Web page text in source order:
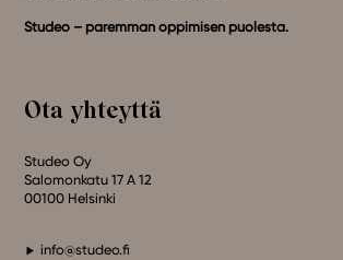
Studeo – paremman oppimisen puolesta.
Ota yhteyttä
Studeo Oy
Salomonkatu 17 A 12
00100 Helsinki
info@studeo.fi